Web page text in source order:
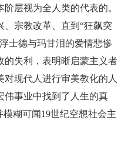
层视为全人类的代表的。
宗教改革、直到“狂飙突
士德与玛甘泪的爱情悲惨
的失利，表明晰启蒙主义者
现代人进行审美教化的人
伟事业中找到了人生的真
糊可闻19世纪空想社会主